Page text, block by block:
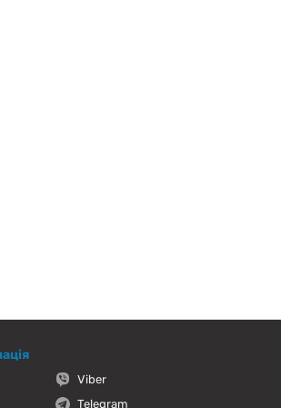
Viber
Telegram